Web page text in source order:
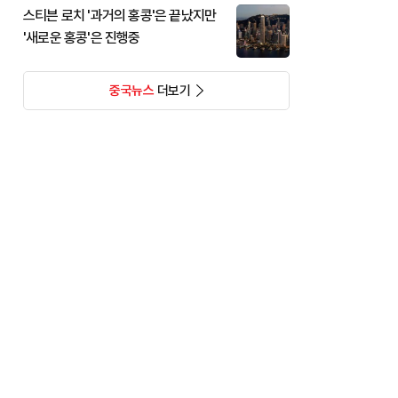
스티븐 로치 '과거의 홍콩'은 끝났지만
'새로운 홍콩'은 진행중
중국뉴스더보기